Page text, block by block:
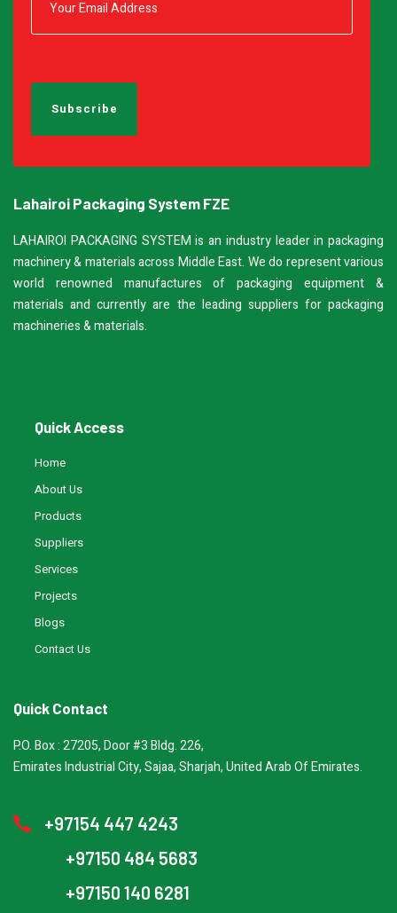
Lahairoi Packaging System FZE
LAHAIROI PACKAGING SYSTEM is an industry leader in packaging
machinery & materials across Middle East. We do represent various
world renowned manufactures of packaging equipment &
materials and currently are the leading suppliers for packaging
machineries & materials.
Quick Access
Home
About Us
Products
Suppliers
Services
Projects
Blogs
Contact Us
Quick Contact
P.O. Box : 27205, Door #3 Bldg. 226,
Emirates Industrial City, Sajaa, Sharjah, United Arab Of Emirates.
+97154 447 4243
+97150 484 5683
+97150 140 6281